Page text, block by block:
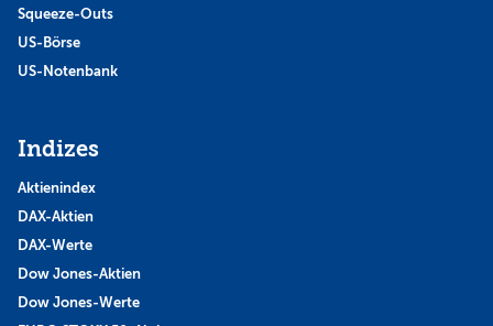
Squeeze-Outs
US-Börse
US-Notenbank
Indizes
Aktienindex
DAX-Aktien
DAX-Werte
Dow Jones-Aktien
Dow Jones-Werte